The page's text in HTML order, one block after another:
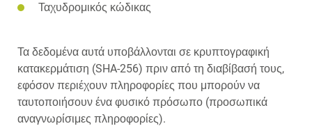
Ταχυδρομικός κώδικας
Τα δεδομένα αυτά υποβάλλονται σε κρυπτογραφική
κατακερμάτιση (SHA-256) πριν από τη διαβίβασή τους,
εφόσον περιέχουν πληροφορίες που μπορούν να
ταυτοποιήσουν ένα φυσικό πρόσωπο (προσωπικά
αναγνωρίσιμες πληροφορίες).